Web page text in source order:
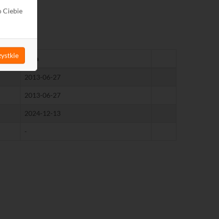
Ciebie
Data
2013-06-27
2013-06-27
2024-12-13
-